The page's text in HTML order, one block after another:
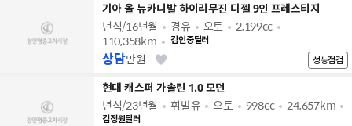
기아 올 뉴카니발 하이리무진 디젤 9인 프레스티지
년식/16년월 경유 오토
2,199cc
110,358km
김인중딜러
성능점검
상담만원
현대 캐스퍼 가솔린 1.0 모던
년식/23년월 휘발유 오토 998cc 24,657km
김정원딜러